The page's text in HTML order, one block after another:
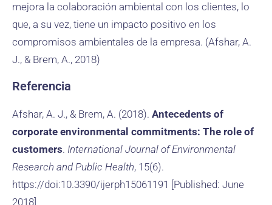
mejora la colaboración ambiental con los clientes, lo
que, a su vez, tiene un impacto positivo en los
compromisos ambientales de la empresa. (Afshar, A.
J., & Brem, A., 2018)
Referencia
Afshar, A. J., & Brem, A. (2018). Antecedents of
corporate environmental commitments: The role of
customers. International Journal of Environmental
Research and Public Health, 15(6).
https://doi:10.3390/ijerph15061191 [Published: June
2018]